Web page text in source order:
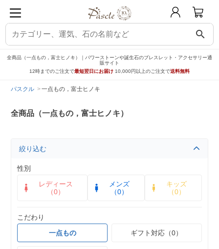
search
全商品（一点もの，富士ヒノキ）｜パワーストーンや誕生石のブレスレット・アクセサリー通
販サイト
12時までのご注文で最短翌日にお届け 10,000円以上のご注文で送料無料
パスクル 一点もの，富士ヒノキ
全商品（一点もの，富士ヒノキ）
絞り込む
性別
レディース
（0）
メンズ
（0）
キッズ
（0）
こだわり
一点もの
ギフト対応（0）